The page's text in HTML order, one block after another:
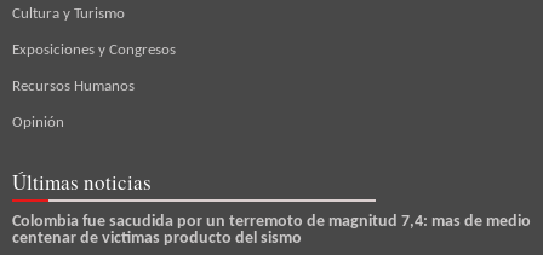
Cultura y Turismo
Exposiciones y Congresos
Recursos Humanos
Opinión
Últimas noticias
Colombia fue sacudida por un terremoto de magnitud 7,4: mas de medio
centenar de victimas producto del sismo